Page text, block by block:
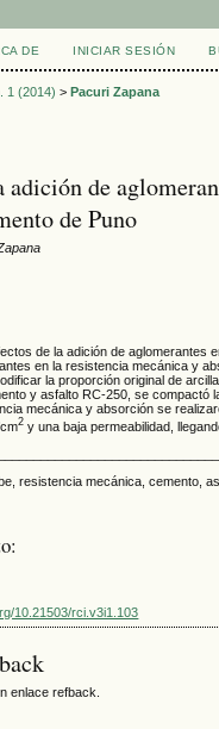
DE INICIAR SESIÓN
1 (2014) >Pacuri Zapana
adición de
de Puno
de la adición de aglomerantes
en la resistencia mecánica y
la proporción original de
y asfalto RC-250, se
mecánica y absorción se
2 y una baja permeabilidad,
resistencia mecánica, cemento,
10.21503/rci.v3i1.103
enlace refback.